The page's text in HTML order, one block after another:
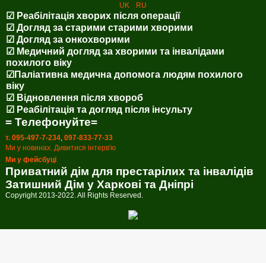
UK RU
☑ Реабілітація хворих після операції
☑ Догляд за старими старими хворими
☑ Догляд за онкохворими
☑ Медичний догляд за хворими та інвалідами
похилого віку
☑Паліативна медична допомога людям похилого
віку
☑ Відновлення після хвороб
☑ Реабілітація та догляд після інсульту
= Телефонуйте=
т. 095-497-7-234, 097-833-77-33
Ми у новинах. Дивитися інтерв'ю
Ми у фейсбуці
Приватний дім для престарілих та інвалідів
Затишний Дім у Харкові та Дніпрі
Copyright 2013-2022. All Rights Reserved.